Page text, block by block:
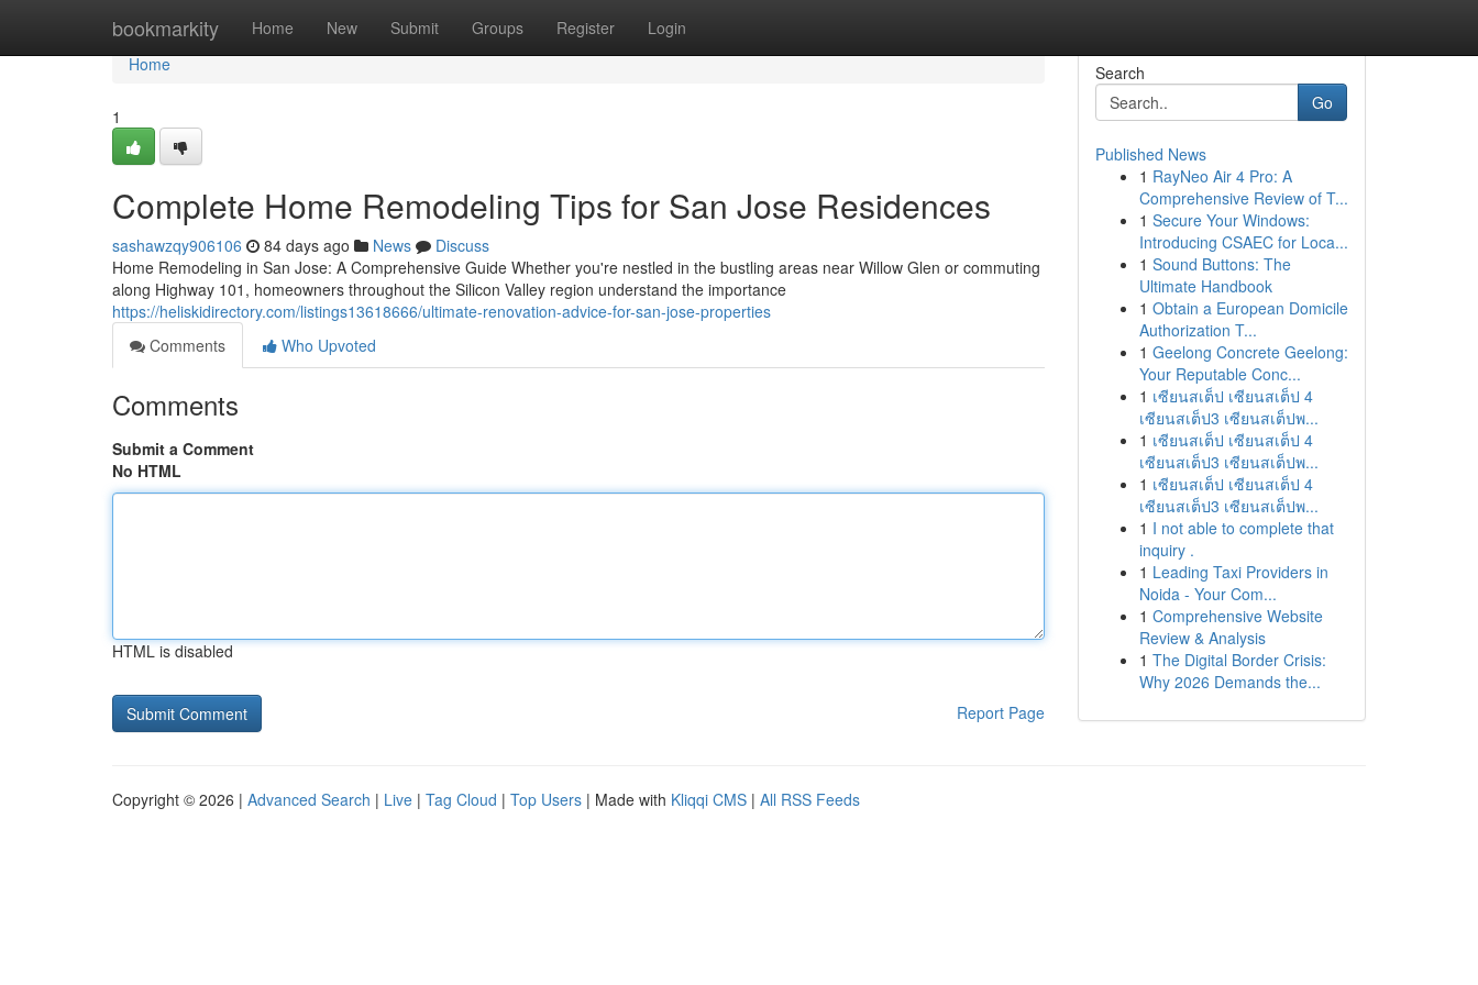
bookmarkity Home New Submit Groups Register Login
Home
Home
1
Complete Home Remodeling Tips for San Jose Residences
sashawzqy906106 84 days ago News
Discuss
Home Remodeling in San Jose: A Comprehensive Guide Whether you're nestled in the bustling areas near Willow Glen or commuting
along Highway 101, homeowners throughout the Silicon Valley region understand the importance
https://heliskidirectory.com/listings13618666/ultimate-renovation-advice-for-san-jose-properties
Comments
Who Upvoted
Comments
Submit a Comment
No HTML
HTML is disabled
Report Page
Search
Go
Published News
1 RayNeo Air 4 Pro: A
Comprehensive Review of T...
1 Secure Your Windows:
Introducing CSAEC for Loca...
1 Sound Buttons: The
Ultimate Handbook
1 Obtain a European Domicile
Authorization T...
1 Geelong Concrete Geelong:
Your Reputable Conc...
1 เซียนสเต็ป เซียนสเต็ป 4
เซียนสเต็ป3 เซียนสเต็ปพ...
1 เซียนสเต็ป เซียนสเต็ป 4
เซียนสเต็ป3 เซียนสเต็ปพ...
1 เซียนสเต็ป เซียนสเต็ป 4
เซียนสเต็ป3 เซียนสเต็ปพ...
1 I not able to complete that
inquiry .
1 Leading Taxi Providers in
Noida - Your Com...
1 Comprehensive Website
Review & Analysis
1 The Digital Border Crisis:
Why 2026 Demands the...
Copyright © 2026 | Advanced Search | Live | Tag Cloud | Top Users | Made with Kliqqi CMS | All RSS Feeds